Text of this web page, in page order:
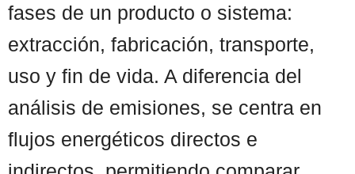
fases de un producto o sistema:
extracción, fabricación, transporte,
uso y fin de vida. A diferencia del
análisis de emisiones, se centra en
flujos energéticos directos e